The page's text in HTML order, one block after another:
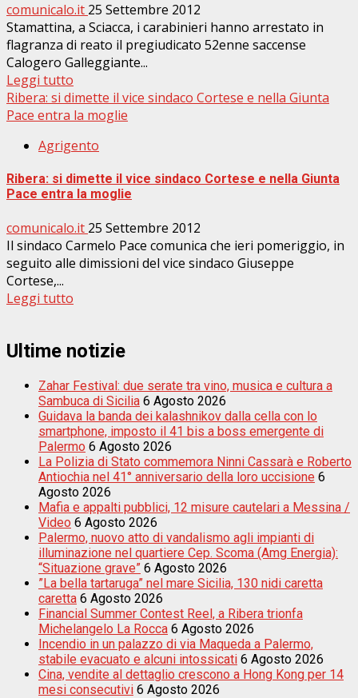
comunicalo.it 25 Settembre 2012
Stamattina, a Sciacca, i carabinieri hanno arrestato in
flagranza di reato il pregiudicato 52enne saccense
Calogero Galleggiante...
Leggi tutto
Ribera: si dimette il vice sindaco Cortese e nella Giunta
Pace entra la moglie
Agrigento
Ribera: si dimette il vice sindaco Cortese e nella Giunta
Pace entra la moglie
comunicalo.it 25 Settembre 2012
Il sindaco Carmelo Pace comunica che ieri pomeriggio, in
seguito alle dimissioni del vice sindaco Giuseppe
Cortese,...
Leggi tutto
Ultime notizie
Zahar Festival: due serate tra vino, musica e cultura a
Sambuca di Sicilia 6 Agosto 2026
Guidava la banda dei kalashnikov dalla cella con lo
smartphone, imposto il 41 bis a boss emergente di
Palermo 6 Agosto 2026
La Polizia di Stato commemora Ninni Cassarà e Roberto
Antiochia nel 41° anniversario della loro uccisione 6
Agosto 2026
Mafia e appalti pubblici, 12 misure cautelari a Messina /
Video 6 Agosto 2026
Palermo, nuovo atto di vandalismo agli impianti di
illuminazione nel quartiere Cep. Scoma (Amg Energia):
“Situazione grave” 6 Agosto 2026
”La bella tartaruga” nel mare Sicilia, 130 nidi caretta
caretta 6 Agosto 2026
Financial Summer Contest Reel, a Ribera trionfa
Michelangelo La Rocca 6 Agosto 2026
Incendio in un palazzo di via Maqueda a Palermo,
stabile evacuato e alcuni intossicati 6 Agosto 2026
Cina, vendite al dettaglio crescono a Hong Kong per 14
mesi consecutivi 6 Agosto 2026